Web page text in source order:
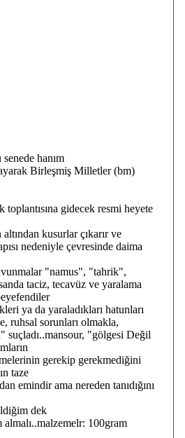
hanım
Birleşmiş Milletler (bm)
gidecek resmi heyete
kusurlar çıkarır ve
nedeniyle çevresinde daima
"namus", "tahrik",
taciz, tecavüz ve yaralama
ya da yaraladıkları hatunları
ruhsal sorunları olmakla,
suçladı..mansour, "gölgesi Değil
gerekip gerekmediğini
taze
emindir ama nereden tanıdığını
dek
almalı..malzemelr: 100gram